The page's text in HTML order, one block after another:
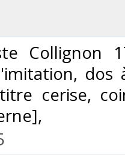
Collignon
cerise,